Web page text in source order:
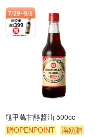
龜甲萬甘醇醬油 500cc
贈OPENPOINT
滿額贈